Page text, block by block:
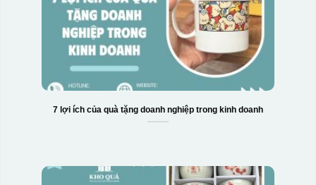
7 lợi ích của quà tặng doanh nghiệp trong kinh doanh